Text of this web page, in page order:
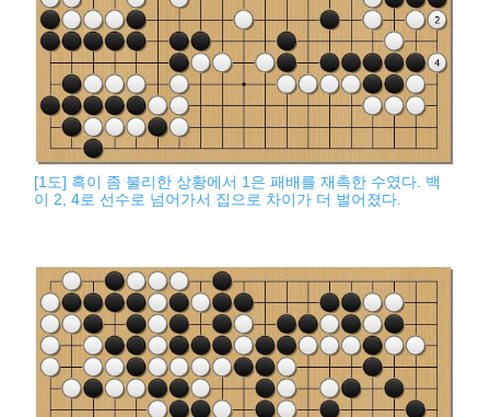
[1도] 흑이 좀 불리한 상황에서 1은 패배를 재촉한 수였다. 백
이 2, 4로 선수로 넘어가서 집으로 차이가 더 벌어졌다.